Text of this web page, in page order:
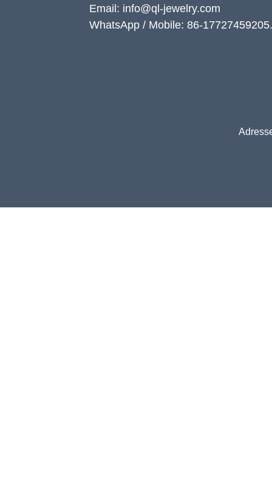
Email: info@ql-jewelry.com
WhatsApp / Mobile: 86-17727459205.